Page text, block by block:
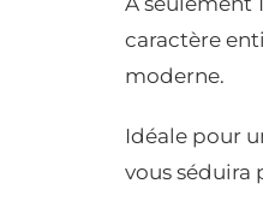
caractère
moderne.
Idéale pour
vous séduira